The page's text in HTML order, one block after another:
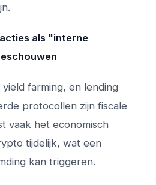
als "interne
farming, en lending
protocollen zijn fiscale
vaak het economisch
tijdelijk, wat een
kan triggeren.